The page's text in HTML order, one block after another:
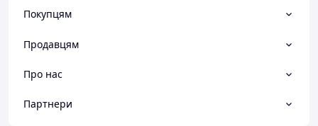
Покупцям
Продавцям
Про нас
Партнери